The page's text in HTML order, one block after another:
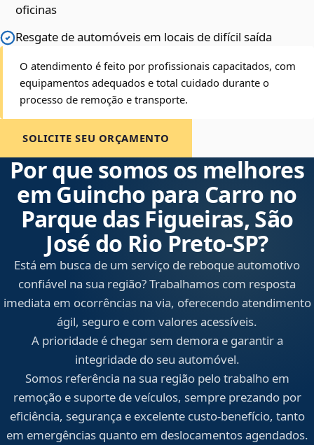
oficinas
Resgate de automóveis em locais de difícil saída
O atendimento é feito por profissionais capacitados, com
equipamentos adequados e total cuidado durante o
processo de remoção e transporte.
SOLICITE SEU ORÇAMENTO
Por que somos os melhores
em Guincho para Carro no
Parque das Figueiras, São
José do Rio Preto‑SP?
Está em busca de um serviço de reboque automotivo
confiável na sua região? Trabalhamos com resposta
imediata em ocorrências na via, oferecendo atendimento
ágil, seguro e com valores acessíveis.
A prioridade é chegar sem demora e garantir a
integridade do seu automóvel.
Somos referência na sua região pelo trabalho em
remoção e suporte de veículos, sempre prezando por
eficiência, segurança e excelente custo-benefício, tanto
em emergências quanto em deslocamentos agendados.